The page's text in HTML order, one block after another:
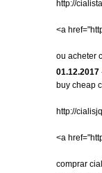
http://
<a
ou acheter
01.12.2017
buy cheap
http://
<a
comprar